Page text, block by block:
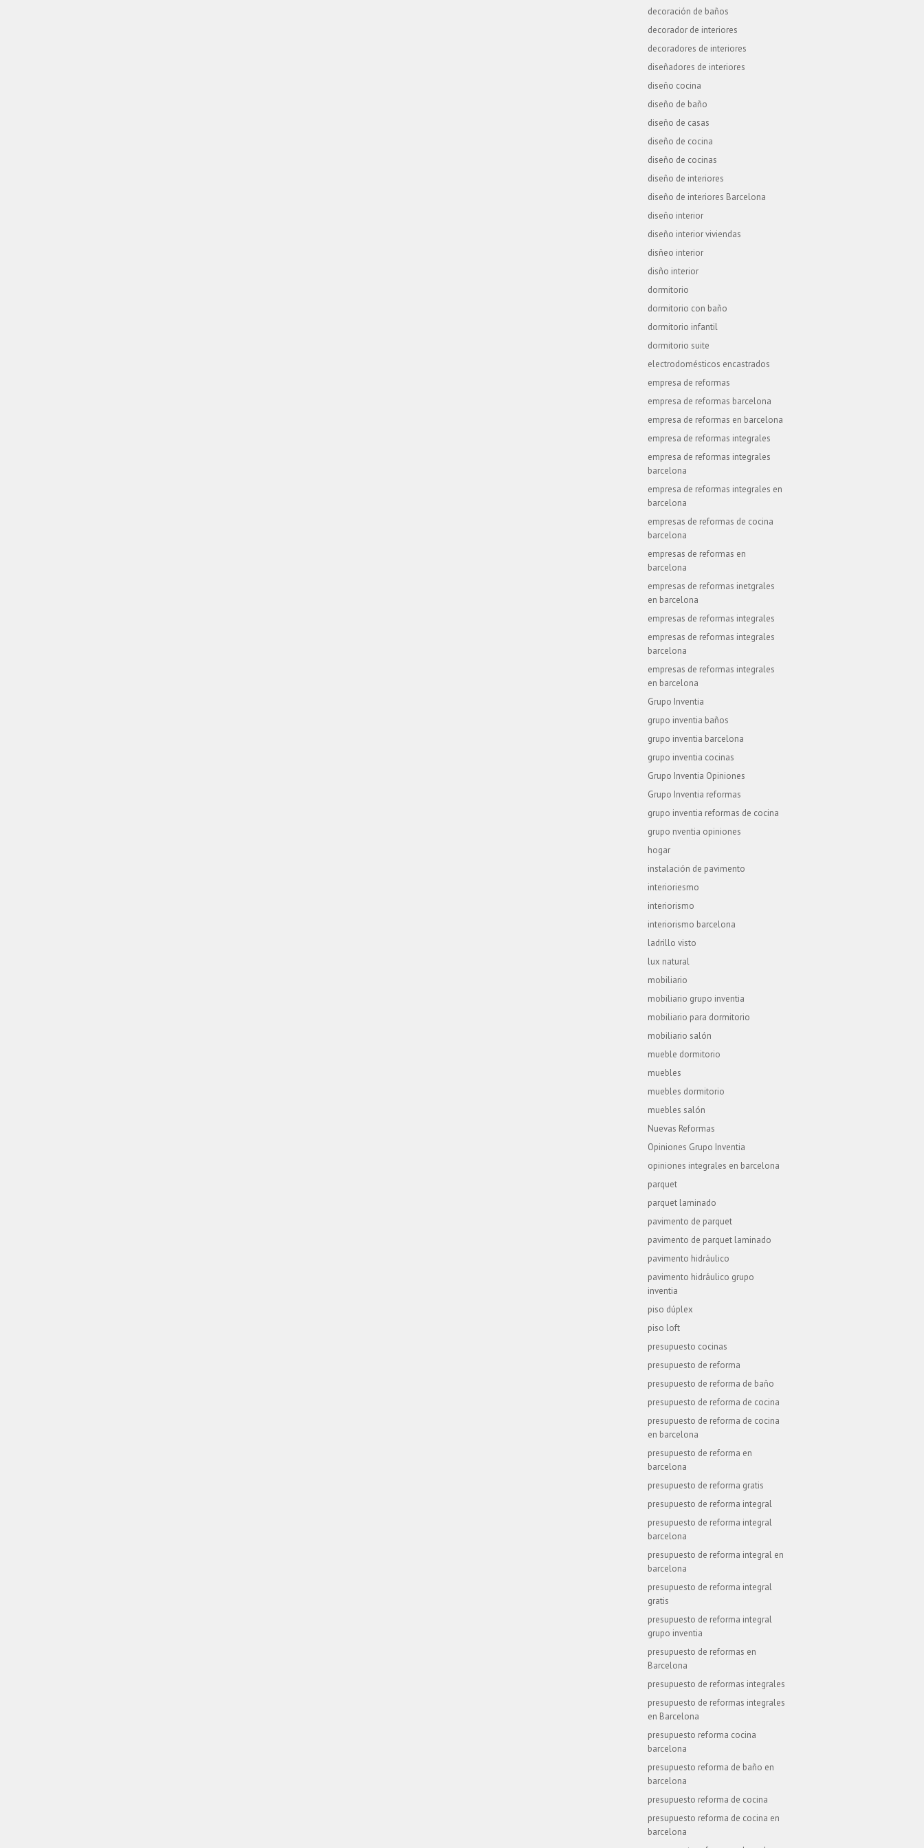
decoración de baños
decorador de interiores
decoradores de interiores
diseñadores de interiores
diseño cocina
diseño de baño
diseño de casas
diseño de cocina
diseño de cocinas
diseño de interiores
diseño de interiores Barcelona
diseño interior
diseño interior viviendas
disñeo interior
disño interior
dormitorio
dormitorio con baño
dormitorio infantil
dormitorio suite
electrodomésticos encastrados
empresa de reformas
empresa de reformas barcelona
empresa de reformas en barcelona
empresa de reformas integrales
empresa de reformas integrales
barcelona
empresa de reformas integrales en
barcelona
empresas de reformas de cocina
barcelona
empresas de reformas en
barcelona
empresas de reformas inetgrales
en barcelona
empresas de reformas integrales
empresas de reformas integrales
barcelona
empresas de reformas integrales
en barcelona
Grupo Inventia
grupo inventia baños
grupo inventia barcelona
grupo inventia cocinas
Grupo Inventia Opiniones
Grupo Inventia reformas
grupo inventia reformas de cocina
grupo nventia opiniones
hogar
instalación de pavimento
interioriesmo
interiorismo
interiorismo barcelona
ladrillo visto
lux natural
mobiliario
mobiliario grupo inventia
mobiliario para dormitorio
mobiliario salón
mueble dormitorio
muebles
muebles dormitorio
muebles salón
Nuevas Reformas
Opiniones Grupo Inventia
opiniones integrales en barcelona
parquet
parquet laminado
pavimento de parquet
pavimento de parquet laminado
pavimento hidráulico
pavimento hidráulico grupo
inventia
piso dúplex
piso loft
presupuesto cocinas
presupuesto de reforma
presupuesto de reforma de baño
presupuesto de reforma de cocina
presupuesto de reforma de cocina
en barcelona
presupuesto de reforma en
barcelona
presupuesto de reforma gratis
presupuesto de reforma integral
presupuesto de reforma integral
barcelona
presupuesto de reforma integral en
barcelona
presupuesto de reforma integral
gratis
presupuesto de reforma integral
grupo inventia
presupuesto de reformas en
Barcelona
presupuesto de reformas integrales
presupuesto de reformas integrales
en Barcelona
presupuesto reforma cocina
barcelona
presupuesto reforma de baño en
barcelona
presupuesto reforma de cocina
presupuesto reforma de cocina en
barcelona